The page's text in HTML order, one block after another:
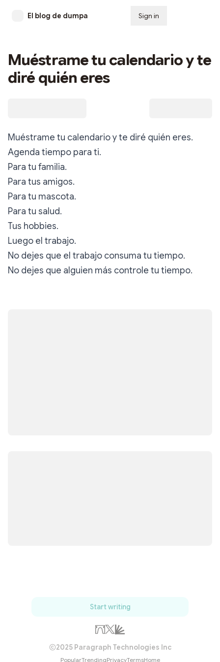
El blog de dumpa Sign in
Muéstrame tu calendario y te
diré quién eres
Muéstrame tu calendario y te diré quién eres.
Agenda tiempo para ti.
Para tu familia.
Para tus amigos.
Para tu mascota.
Para tu salud.
Tus hobbies.
Luego el trabajo.
No dejes que el trabajo consuma tu tiempo.
No dejes que alguien más controle tu tiempo.
Start writing
2025 Paragraph Technologies Inc
PopularTrendingPrivacyTermsHome